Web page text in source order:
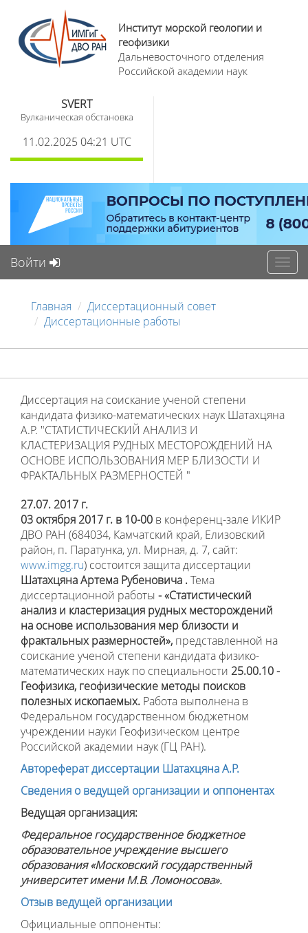
Институт морской геологии и
геофизики
Дальневосточного отделения
Российской академии наук
SVERT
Вулканическая обстановка
11.02.2025 04:21 UTC
Войти
Главная
Диссертационный совет
Диссертационные работы
Диссертация на соискание ученой степени
кандидата физико-математических наук Шатахцяна
А.Р. "СТАТИСТИЧЕСКИЙ АНАЛИЗ И
КЛАСТЕРИЗАЦИЯ РУДНЫХ МЕСТОРОЖДЕНИЙ НА
ОСНОВЕ ИСПОЛЬЗОВАНИЯ МЕР БЛИЗОСТИ И
ФРАКТАЛЬНЫХ РАЗМЕРНОСТЕЙ "
27.07. 2017 г.
03 октября 2017 г. в 10-00 в конференц-зале ИКИР
ДВО РАН (684034, Камчатский край, Елизовский
район, п. Паратунка, ул. Мирная, д. 7, сайт:
www.imgg.ru) состоится защита диссертации
Шатахцяна Артема Рубеновича .Тема
диссертационной работы - «Статистический
анализ и кластеризация рудных месторождений
на основе использования мер близости и
фрактальных размерностей», представленной на
соискание ученой степени кандидата физико-
математических наук по специальности 25.00.10 -
Геофизика, геофизические методы поисков
полезных ископаемых. Работа выполнена в
Федеральном государственном бюджетном
учреждении науки Геофизическом центре
Российской академии наук (ГЦ РАН).
Автореферат диссертации Шатахцяна А.Р.
Сведения о ведущей организации и оппонентах
Ведущая организация:
Федеральное государственное бюджетное
образовательное учреждение высшего
образования «Московский государственный
университет имени М.В. Ломоносова».
Отзыв ведущей организации
Официальные оппоненты: